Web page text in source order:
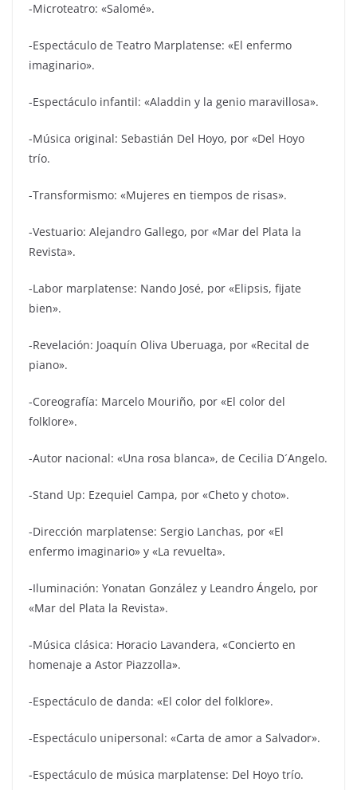
-Microteatro: «Salomé».
-Espectáculo de Teatro Marplatense: «El enfermo
imaginario».
-Espectáculo infantil: «Aladdin y la genio maravillosa».
-Música original: Sebastián Del Hoyo, por «Del Hoyo
trío.
-Transformismo: «Mujeres en tiempos de risas».
-Vestuario: Alejandro Gallego, por «Mar del Plata la
Revista».
-Labor marplatense: Nando José, por «Elipsis, fijate
bien».
-Revelación: Joaquín Oliva Uberuaga, por «Recital de
piano».
-Coreografía: Marcelo Mouriño, por «El color del
folklore».
-Autor nacional: «Una rosa blanca», de Cecilia D´Angelo.
-Stand Up: Ezequiel Campa, por «Cheto y choto».
-Dirección marplatense: Sergio Lanchas, por «El
enfermo imaginario» y «La revuelta».
-Iluminación: Yonatan González y Leandro Ángelo, por
«Mar del Plata la Revista».
-Música clásica: Horacio Lavandera, «Concierto en
homenaje a Astor Piazzolla».
-Espectáculo de danda: «El color del folklore».
-Espectáculo unipersonal: «Carta de amor a Salvador».
-Espectáculo de música marplatense: Del Hoyo trío.